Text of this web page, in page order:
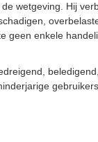
wetgeving. Hij
geen enkele